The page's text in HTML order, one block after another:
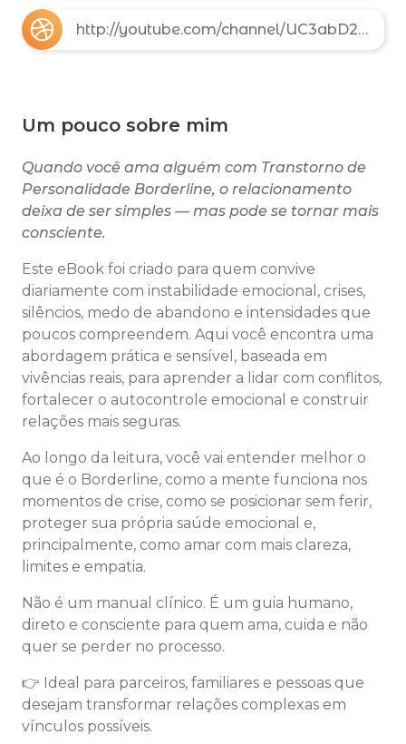
http://youtube.com/channel/UC3abD21XvQVVcC1Onwea2Kg
Um pouco sobre mim
Quando você ama alguém com Transtorno de
Personalidade Borderline, o relacionamento
deixa de ser simples — mas pode se tornar mais
consciente.
Este eBook foi criado para quem convive
diariamente com instabilidade emocional, crises,
silêncios, medo de abandono e intensidades que
poucos compreendem. Aqui você encontra uma
abordagem prática e sensível, baseada em
vivências reais, para aprender a lidar com conflitos,
fortalecer o autocontrole emocional e construir
relações mais seguras.
Ao longo da leitura, você vai entender melhor o
que é o Borderline, como a mente funciona nos
momentos de crise, como se posicionar sem ferir,
proteger sua própria saúde emocional e,
principalmente, como amar com mais clareza,
limites e empatia.
Não é um manual clínico. É um guia humano,
direto e consciente para quem ama, cuida e não
quer se perder no processo.
👉 Ideal para parceiros, familiares e pessoas que
desejam transformar relações complexas em
vínculos possíveis.